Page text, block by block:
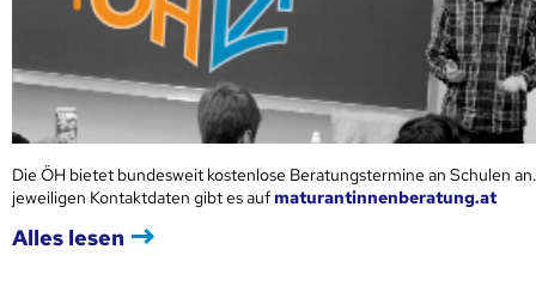
Die ÖH bietet bundesweit kostenlose Beratungstermine an Schulen
jeweiligen Kontaktdaten gibt es aufmaturantinnenberatung.at
Alles lesen